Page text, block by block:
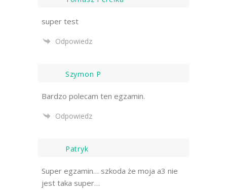
super test
Odpowiedz
Szymon P
Bardzo polecam ten egzamin.
Odpowiedz
Patryk
Super egzamin… szkoda że moja a3 nie
jest taka super…